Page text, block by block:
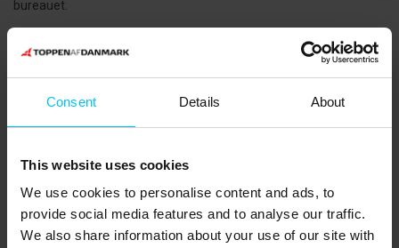
Consent Details About
This website uses cookies
We use cookies to personalise content and ads, to
provide social media features and to analyse our traffic.
We also share information about your use of our site with
bureauet.
Sæby: 10 km
OMRÅDET:
Sommerhuset ligger ca. 10 km fra Sæby, hvor der er flere
indkøbsmuligheder og seværdigheder. Den gamle bydel er en
oplevelse med renoveret huse, vandmøllen, Fiskerstien og